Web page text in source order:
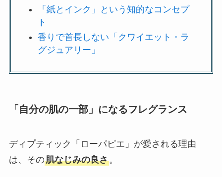
「紙とインク」という知的なコンセプ
ト
香りで首長しない「クワイエット・ラ
グジュアリー」
「自分の肌の一部」になるフレグランス
ディプティック「ローパピエ」が愛される理由
は、その肌なじみの良さ。